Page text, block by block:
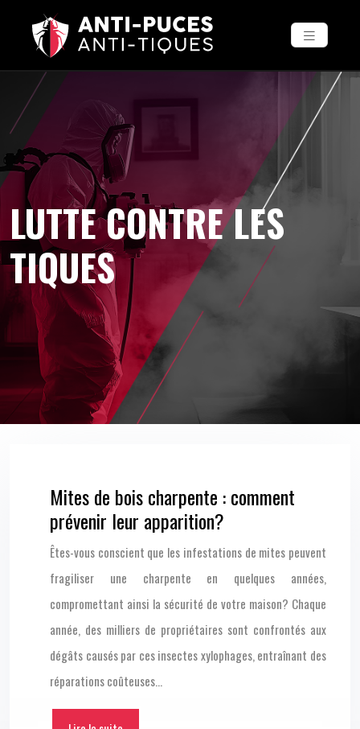
LUTTE CONTRE LES
TIQUES
Mites de bois charpente : comment
prévenir leur apparition?
Êtes-vous conscient que les infestations de mites peuvent
fragiliser une charpente en quelques années,
compromettant ainsi la sécurité de votre maison? Chaque
année, des milliers de propriétaires sont confrontés aux
dégâts causés par ces insectes xylophages, entraînant des
réparations coûteuses…